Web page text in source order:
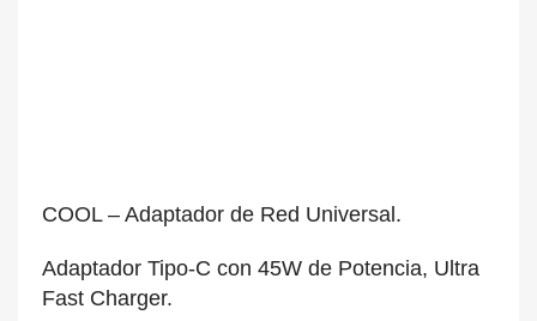
COOL – Adaptador de Red Universal.
Adaptador Tipo-C con 45W de Potencia, Ultra
Fast Charger.